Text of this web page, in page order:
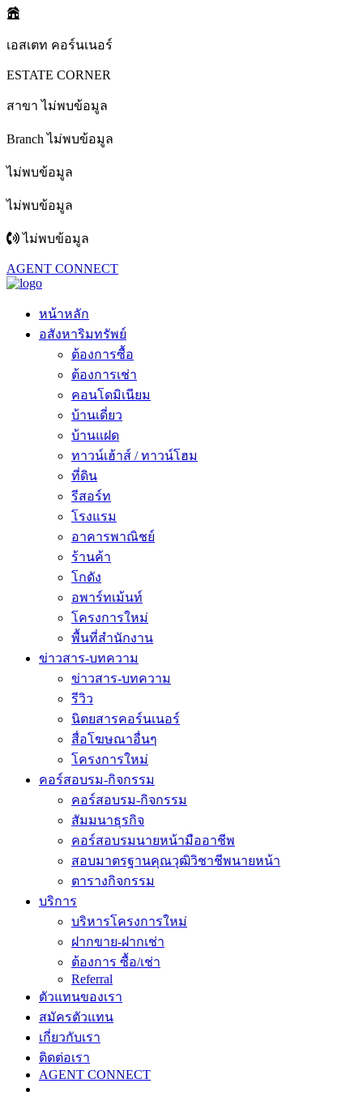
เอสเตท คอร์นเนอร์
ESTATE CORNER
สาขา ไม่พบข้อมูล
Branch ไม่พบข้อมูล
ไม่พบข้อมูล
ไม่พบข้อมูล
ไม่พบข้อมูล
AGENT CONNECT
หน้าหลัก
อสังหาริมทรัพย์
ต้องการซื้อ
ต้องการเช่า
คอนโดมิเนียม
บ้านเดี่ยว
บ้านแฝด
ทาวน์เฮ้าส์ / ทาวน์โฮม
ที่ดิน
รีสอร์ท
โรงแรม
อาคารพาณิชย์
ร้านค้า
โกดัง
อพาร์ทเม้นท์
โครงการใหม่
พื้นที่สํานักงาน
ข่าวสาร-บทความ
ข่าวสาร-บทความ
รีวิว
นิตยสารคอร์นเนอร์
สื่อโฆษณาอื่นๆ
โครงการใหม่
คอร์สอบรม-กิจกรรม
คอร์สอบรม-กิจกรรม
สัมมนาธุรกิจ
คอร์สอบรมนายหน้ามืออาชีพ
สอบมาตรฐานคุณวุฒิวิชาชีพนายหน้า
ตารางกิจกรรม
บริการ
บริหารโครงการใหม่
ฝากขาย-ฝากเช่า
ต้องการ ซื้อ/เช่า
Referral
ตัวแทนของเรา
สมัครตัวแทน
เกี่ยวกับเรา
ติดต่อเรา
AGENT CONNECT